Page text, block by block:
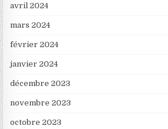
avril 2024
mars 2024
février 2024
janvier 2024
décembre 2023
novembre 2023
octobre 2023